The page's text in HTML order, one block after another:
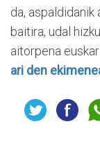
da,
baitira, udal
aitorpena
ari den